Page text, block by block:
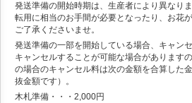
発送準備の開始時期は、生産者により異なり
転用に相当のお手間が必要となったり、お花
ご了承くださいませ。
発送準備の一部を開始している場合、キャン
キャンセルすることが可能な場合があります
の場合のキャンセル料は次の金額を合算した
抜金額です）。
木札準備・・・2,000円